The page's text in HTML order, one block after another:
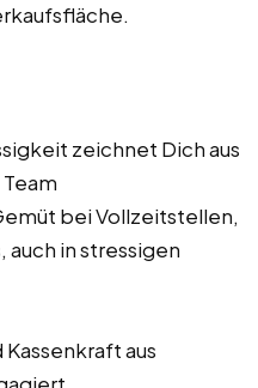
zeichnet Dich aus
bei Vollzeitstellen,
in stressigen
Kassenkraft aus